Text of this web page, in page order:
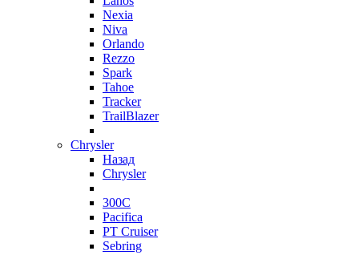
Nexia
Niva
Orlando
Rezzo
Spark
Tahoe
Tracker
TrailBlazer
Chrysler
Назад
Chrysler
300C
Pacifica
PT Cruiser
Sebring